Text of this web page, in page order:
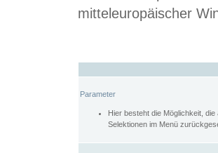
mitteleuropäischer
Parameter
Hier besteht die Möglichkeit,
Selektionen im Menü